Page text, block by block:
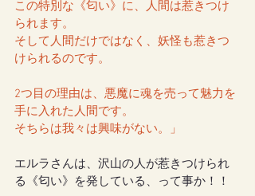
この特別な《匂い》に、人間は惹きつけ
られます。
そして人間だけではなく、妖怪も惹きつ
けられるのです。
2つ目の理由は、悪魔に魂を売って魅力を
手に入れた人間です。
そちらは我々は興味がない。」
エルラさんは、沢山の人が惹きつけられ
る《匂い》を発している、って事か！！